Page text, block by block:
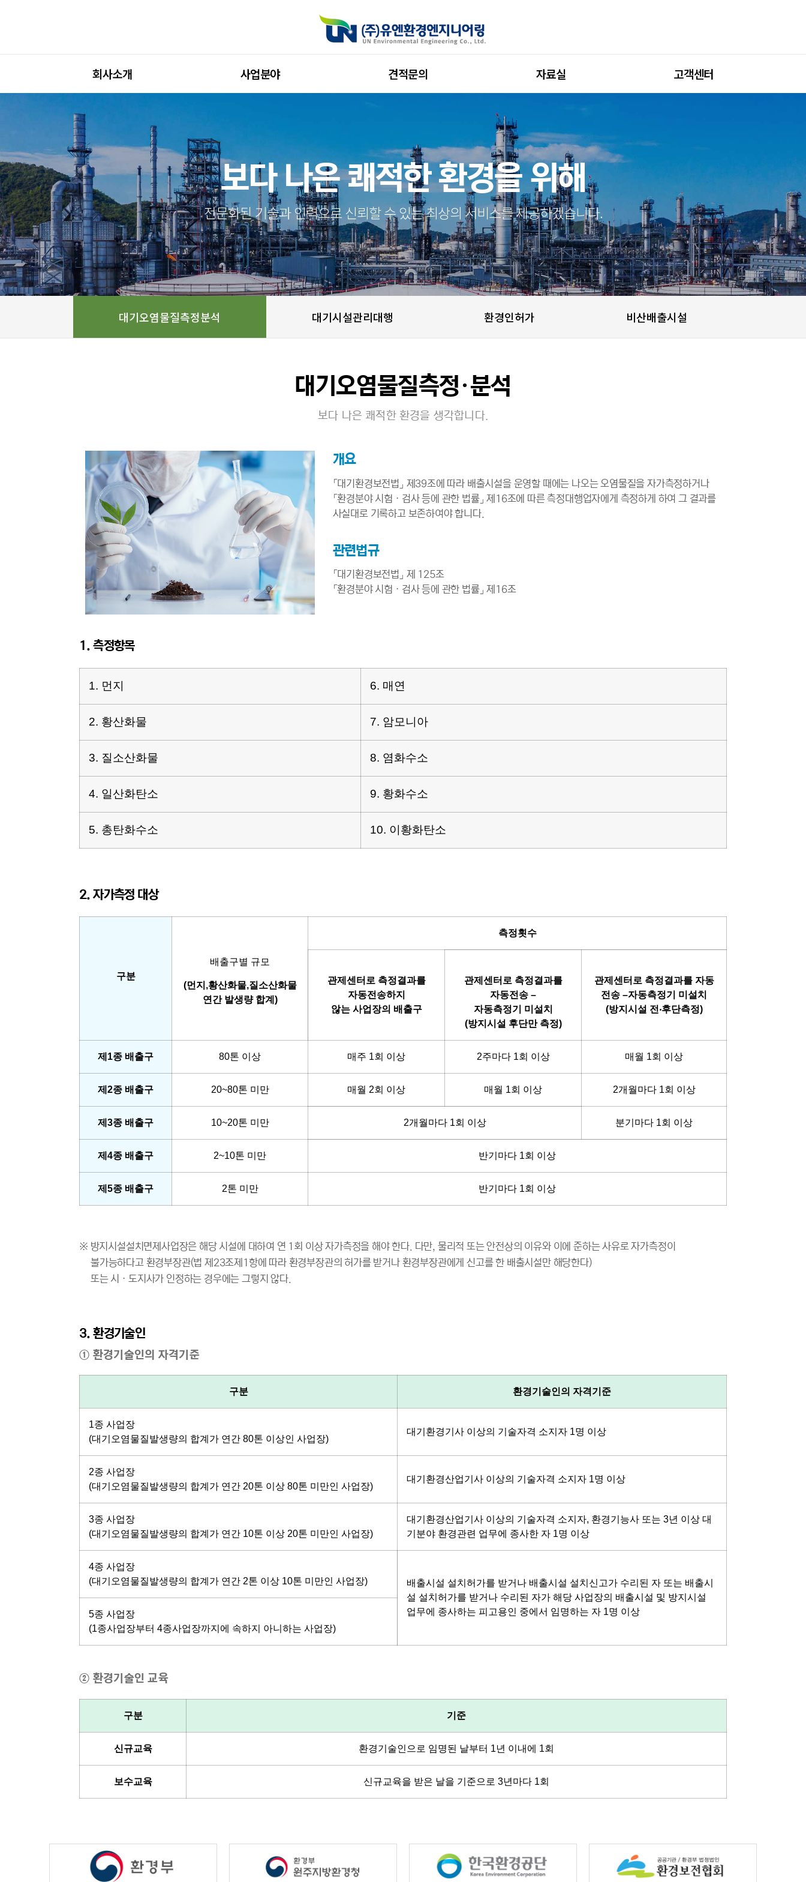
회사소개 사업분야 견적문의 자료실 고객센터
보다 나은 쾌적한 환경을 위해
전문화된 기술과 인력으로 신뢰할 수 있는 최상의 서비스를 제공하겠습니다.
대기오염물질측정분석 대기시설관리대행 환경인허가 비산배출시설
대기오염물질측정·분석
보다 나은 쾌적한 환경을 생각합니다.
개요
「대기환경보전법」 제39조에 따라 배출시설을 운영할 때에는 나오는 오염물질을 자가측정하거나
「환경분야 시험ㆍ검사 등에 관한 법률」 제16조에 따른 측정대행업자에게 측정하게 하여 그 결과를
사실대로 기록하고 보존하여야 합니다.
관련법규
「대기환경보전법」 제 125조
「환경분야 시험ㆍ검사 등에 관한 법률」 제16조
1. 측정항목
1. 먼지 6. 매연
2. 황산화물 7. 암모니아
3. 질소산화물 8. 염화수소
4. 일산화탄소 9. 황화수소
5. 총탄화수소 10. 이황화탄소
2. 자가측정 대상
구분
배출구별 규모
(먼지 ,황산화물,질소산화물
연간 발생량 합계 )
측정횟수
관제센터로 측정결과를
자동전송하지
않는 사업장의 배출구
관제센터로 측정결과를
자동전송 –
자동측정기 미설치
(방지시설 후단만 측정)
관제센터로 측정결과를 자동
전송 –자동측정기 미설치
(방지시설 전 ‧후단측정)
제1종 배출구 80톤 이상 매주 1회 이상 2주마다 1회 이상 매월 1회 이상
제2종 배출구 20~80톤 미만 매월 2회 이상 매월 1회 이상 2개월마다 1회 이상
제3종 배출구 10~20톤 미만 2개월마다 1회 이상 분기마다 1회 이상
제4종 배출구 2~10톤 미만 반기마다 1회 이상
제5종 배출구 2톤 미만 반기마다 1회 이상
※ 방지시설설치면제사업장은 해당 시설에 대하여 연 1회 이상 자가측정을 해야 한다. 다만, 물리적 또는 안전상의 이유와 이에 준하는 사유로 자가측정이
불가능하다고 환경부장관(법 제23조제1항에 따라 환경부장관의 허가를 받거나 환경부장관에게 신고를 한 배출시설만 해당한다)
또는 시ㆍ도지사가 인정하는 경우에는 그렇지 않다.
3. 환경기술인
① 환경기술인의 자격기준
구분 환경기술인의 자격기준
1종 사업장
(대기오염물질발생량의 합계가 연간 80톤 이상인 사업장)
대기환경기사 이상의 기술자격 소지자 1명 이상
2종 사업장
(대기오염물질발생량의 합계가 연간 20톤 이상 80톤 미만인 사업장)
대기환경산업기사 이상의 기술자격 소지자 1명 이상
3종 사업장
(대기오염물질발생량의 합계가 연간 10톤 이상 20톤 미만인 사업장)
대기환경산업기사 이상의 기술자격 소지자, 환경기능사 또는 3년 이상 대
기분야 환경관련 업무에 종사한 자 1명 이상
4종 사업장
(대기오염물질발생량의 합계가 연간 2톤 이상 10톤 미만인 사업장)
배출시설 설치허가를 받거나 배출시설 설치신고가 수리된 자 또는 배출시
설 설치허가를 받거나 수리된 자가 해당 사업장의 배출시설 및 방지시설
업무에 종사하는 피고용인 중에서 임명하는 자 1명 이상
5종 사업장
(1종사업장부터 4종사업장까지에 속하지 아니하는 사업장)
② 환경기술인 교육
구분 기준
신규교육 환경기술인으로 임명된 날부터 1년 이내에 1회
보수교육 신규교육을 받은 날을 기준으로 3년마다 1회